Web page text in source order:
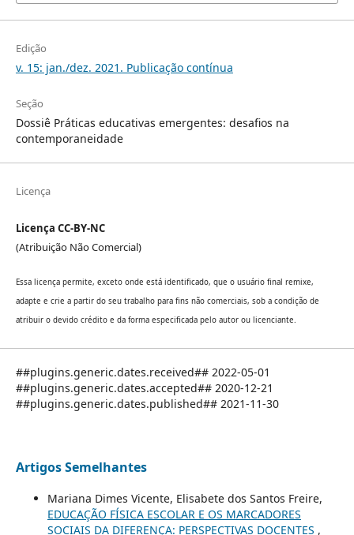
Edição
v. 15: jan./dez. 2021. Publicação contínua
Seção
Dossiê Práticas educativas emergentes: desafios na
contemporaneidade
Licença
Licença CC-BY-NC
(Atribuição Não Comercial)
Essa licença permite, exceto onde está identificado, que o usuário final remixe,
adapte e crie a partir do seu trabalho para fins não comerciais, sob a condição de
atribuir o devido crédito e da forma especificada pelo autor ou licenciante.
##plugins.generic.dates.received## 2022-05-01
##plugins.generic.dates.accepted## 2020-12-21
##plugins.generic.dates.published## 2021-11-30
Artigos Semelhantes
Mariana Dimes Vicente, Elisabete dos Santos Freire,
EDUCAÇÃO FÍSICA ESCOLAR E OS MARCADORES
SOCIAIS DA DIFERENÇA: PERSPECTIVAS DOCENTES ,